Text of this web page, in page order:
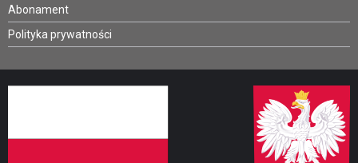
Abonament
Polityka prywatności